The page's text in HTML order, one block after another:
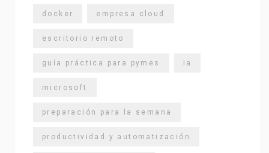
docker empresa cloud
escritorio remoto
guía práctica para pymes ia
microsoft
preparación para la semana
productividad y automatización